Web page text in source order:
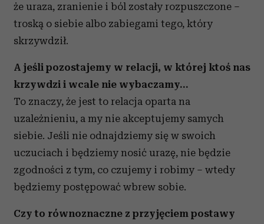
że uraza, zranienie i ból zostały rozpuszczone –
troską o siebie albo zabiegami tego, który
skrzywdził.
A jeśli pozostajemy w relacji, w której ktoś nas
krzywdzi i wcale nie wybaczamy…
To znaczy, że jest to relacja oparta na
uzależnieniu, a my nie akceptujemy samych
siebie. Jeśli nie odnajdziemy się w swoich
uczuciach i będziemy nosić urazę, nie będzie
zgodności z tym, co czujemy i robimy – wtedy
będziemy postępować wbrew sobie.
Czy to równoznaczne z przyjęciem postawy